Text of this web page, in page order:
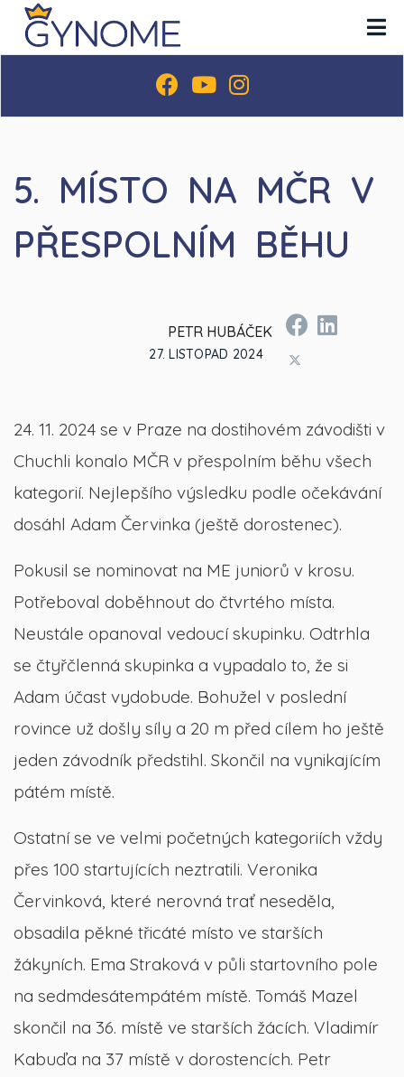
5. MÍSTO NA MČR V
PŘESPOLNÍM BĚHU
PETR HUBÁČEK
27. LISTOPAD 2024
24. 11. 2024 se v Praze na dostihovém závodišti v
Chuchli konalo MČR v přespolním běhu všech
kategorií. Nejlepšího výsledku podle očekávání
dosáhl Adam Červinka (ještě dorostenec).
Pokusil se nominovat na ME juniorů v krosu.
Potřeboval doběhnout do čtvrtého místa.
Neustále opanoval vedoucí skupinku. Odtrhla
se čtyřčlenná skupinka a vypadalo to, že si
Adam účast vydobude. Bohužel v poslední
rovince už došly síly a 20 m před cílem ho ještě
jeden závodník předstihl. Skončil na vynikajícím
pátém místě.
Ostatní se ve velmi početných kategoriích vždy
přes 100 startujících neztratili. Veronika
Červinková, které nerovná trať neseděla,
obsadila pěkné třicáté místo ve starších
žákyních. Ema Straková v půli startovního pole
na sedmdesátempátém místě. Tomáš Mazel
skončil na 36. místě ve starších žácích. Vladimír
Kabuďa na 37 místě v dorostencích. Petr